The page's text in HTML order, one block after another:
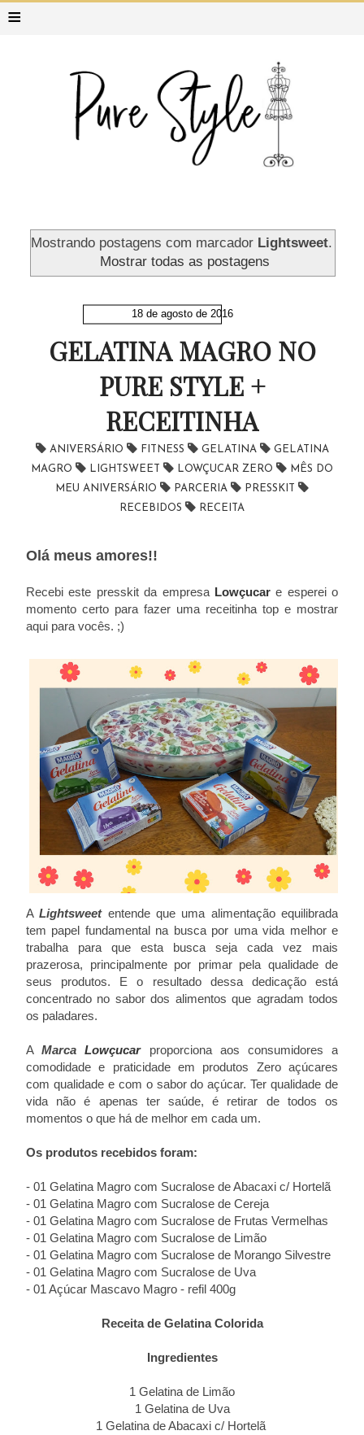
≡
Mostrando postagens com marcador Lightsweet.
Mostrar todas as postagens
18 de agosto de 2016
GELATINA MAGRO NO
PURE STYLE +
RECEITINHA
ANIVERSÁRIO FITNESS GELATINA
GELATINA
MAGRO
LIGHTSWEET LOWÇUCAR ZERO
MÊS DO
MEU ANIVERSÁRIO
PARCERIA
PRESSKIT
RECEBIDOS
RECEITA
Olá meus amores!!
Recebi este presskit da empresa Lowçucare esperei o
momento certo para fazer uma receitinha top e mostrar
aqui para vocês. ;)
ALightsweet entende que uma alimentação equilibrada
tem papel fundamental na busca por uma vida melhor e
trabalha para que esta busca seja cada vez mais
prazerosa, principalmente por primar pela qualidade de
seus produtos. E o resultado dessa dedicação está
concentrado no sabor dos alimentos que agradam todos
os paladares.
AMarcaLowçucar
proporciona aos consumidores a
comodidade e praticidade em produtos Zero açúcares
com qualidade e com o sabor do açúcar. Ter qualidade de
vida não é apenas ter saúde, é retirar de todos os
momentos o que há de melhor em cada um.
Os produtos recebidos foram:
- 01 Gelatina Magro com Sucralose de Abacaxi c/ Hortelã
- 01 Gelatina Magro com Sucralose de Cereja
- 01 Gelatina Magro com Sucralose de Frutas Vermelhas
- 01 Gelatina Magro com Sucralose de Limão
- 01 Gelatina Magro com Sucralose de Morango Silvestre
- 01 Gelatina Magro com Sucralose de Uva
- 01 Açúcar Mascavo Magro - refil 400g
Receita de Gelatina Colorida
Ingredientes
1 Gelatina de Limão
1 Gelatina de Uva
1 Gelatina de Abacaxi c/ Hortelã